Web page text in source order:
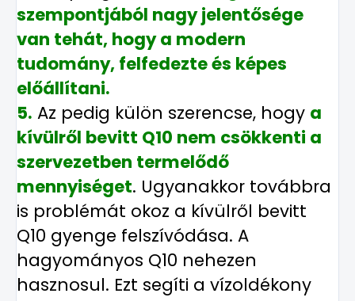
szempontjából nagy jelentősége
van tehát, hogy a modern
tudomány, felfedezte és képes
előállítani.
5. Az pedig külön szerencse, hogy a
kívülről bevitt Q10 nem csökkenti a
szervezetben termelődő
mennyiséget. Ugyanakkor továbbra
is problémát okoz a kívülről bevitt
Q10 gyenge felszívódása. A
hagyományos Q10 nehezen
hasznosul. Ezt segíti a vízoldékony